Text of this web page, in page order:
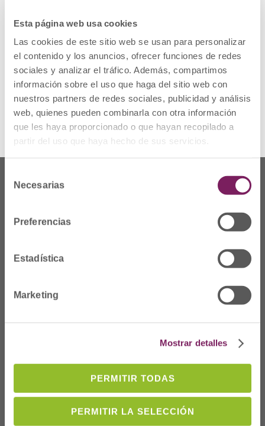
Esta página web usa cookies
Las cookies de este sitio web se usan para personalizar
el contenido y los anuncios, ofrecer funciones de redes
sociales y analizar el tráfico. Además, compartimos
información sobre el uso que haga del sitio web con
nuestros partners de redes sociales, publicidad y análisis
web, quienes pueden combinarla con otra información
que les haya proporcionado o que hayan recopilado a
partir del uso que haya hecho de sus servicios.
Necesarias
Preferencias
Estadística
Marketing
Mostrar detalles
PERMITIR TODAS
PERMITIR LA SELECCIÓN
DESCRIPCIÓN DEL DEFECTO: Resultado fuera
detectado en estudios de estabilidad.
MEDIDAS CAUTELARES ADOPTADAS:
Retirada del mercado de todas las unidades
distribuidas del lote afectado y devolución al
laboratorio por los cauces habituales.
Ver alerta
Dónde Estamos
Telf: 943 42 91 14
Horario L-V